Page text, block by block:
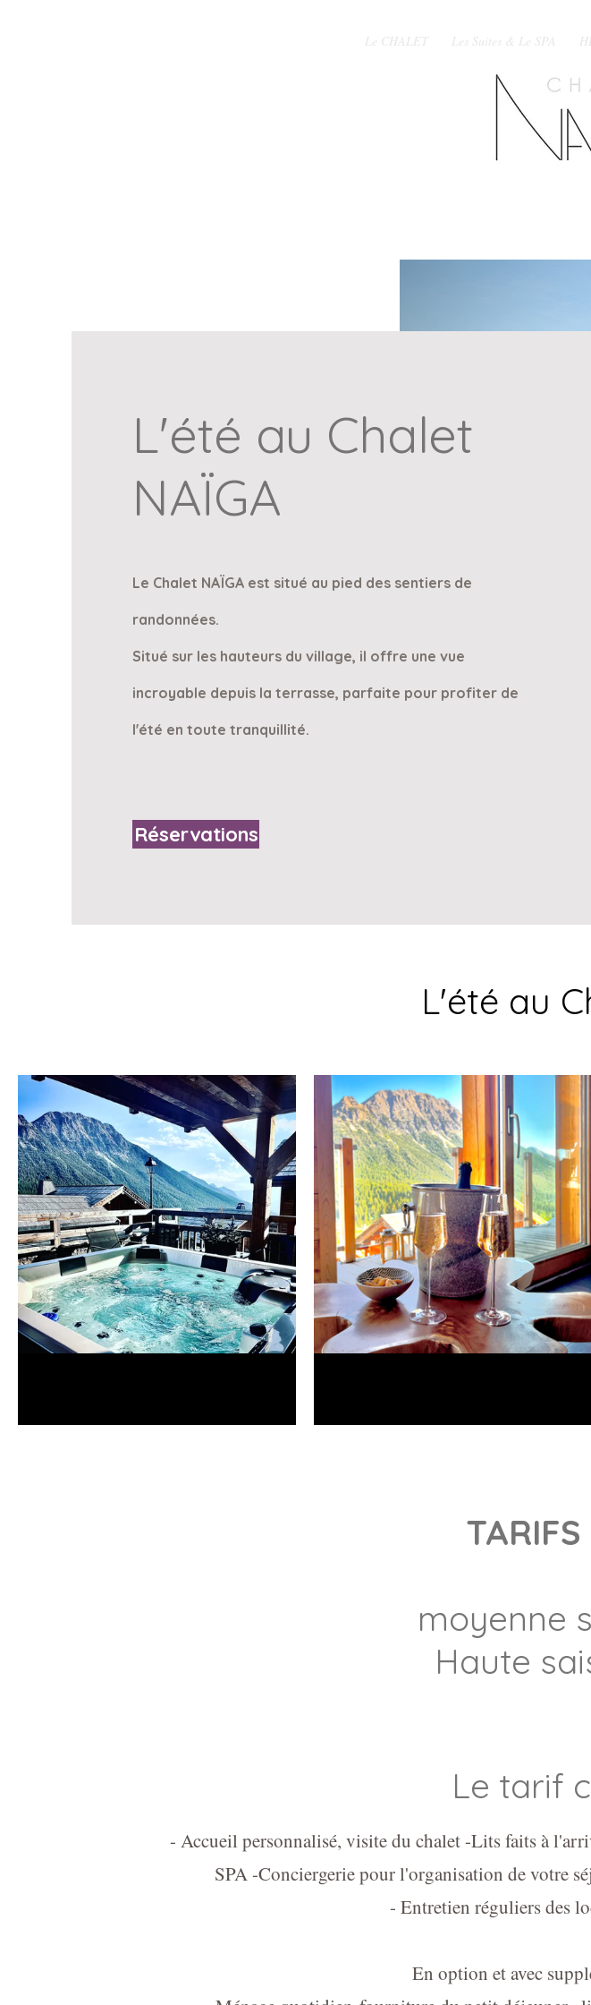
Le CHALET Les Suites & Le SPA
L'été au Chalet
NAÏGA
Le Chalet NAÏGA est situé au pied des sentiers de
randonnées.
Situé sur les hauteurs du village, il offre une vue
incroyable depuis la terrasse, parfaite pour profiter de
l'été en toute tranquillité.
Réservations
L'été au
moyenne
Haute
Le tarif
- Accueil personnalisé, visite du chalet -Lits faits à
SPA -Conciergerie pour l'organisation de votre
- Entretien réguliers des
En option et avec